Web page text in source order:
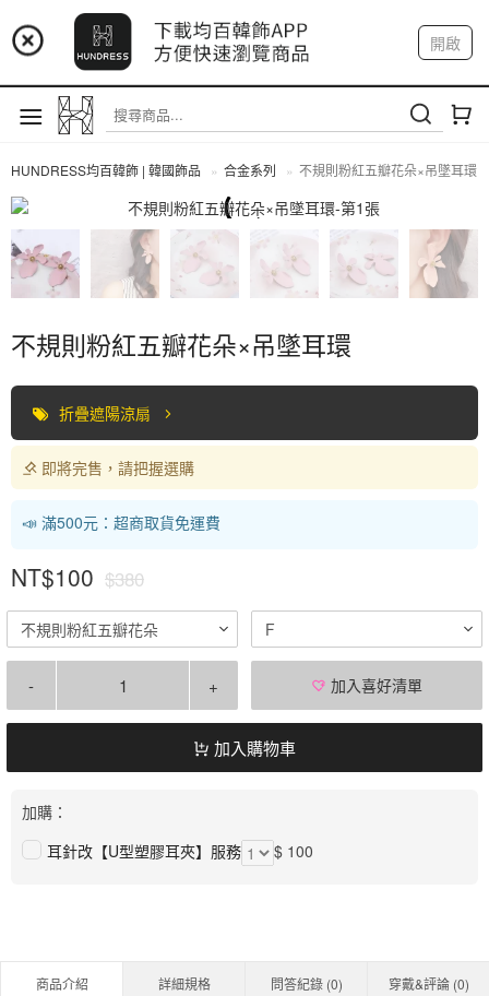
📢 市集預告：9/4-9/6 淡水捷運站
📢 市集預告：9/12-9/13 八里海巡基地
📢 市集預告：8/22-8/23 桃園青埔置地廣場
開啟
註冊 我的帳戶
HUNDRESS均百韓飾 | 韓國飾品 合金系列 不規則粉紅五瓣花朵×吊墜耳環
不規則粉紅五瓣花朵×吊墜耳環
折疊遮陽涼扇
即將完售，請把握選購
📣 滿500元：超商取貨免運費
NT$100 $380
不規則粉紅五瓣花朵 F
- + 加入喜好清單
加入購物車
加購：
耳針改【U型塑膠耳夾】服務
$ 100
商品介紹 詳細規格 問答紀錄 (0) 穿戴&評論 (0)